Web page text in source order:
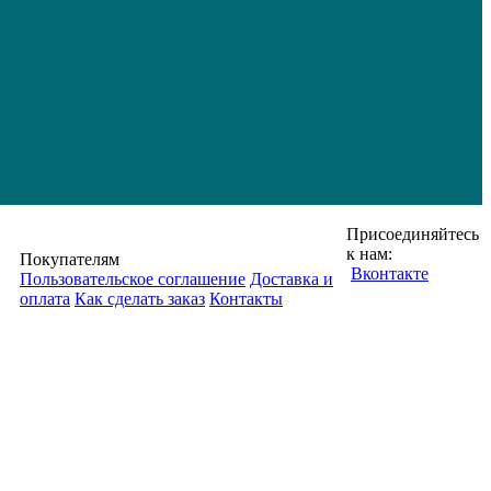
Покупателям
Пользовательское соглашение Доставка и
оплата Как сделать заказ Контакты
Присоединяйтесь
к нам:
Вконтакте